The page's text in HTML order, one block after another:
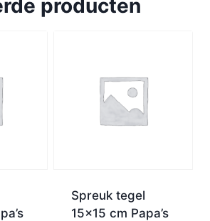
producten
Spreuk tegel
15×15 cm Papa’s